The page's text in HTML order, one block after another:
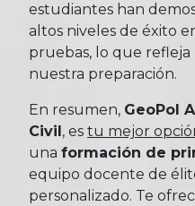
estudiantes han
altos niveles de éxito
pruebas, lo que
nuestra preparación.
En resumen, GeoPol
Civil , es tu mejor
una formación de
equipo docente de
personalizado. Te